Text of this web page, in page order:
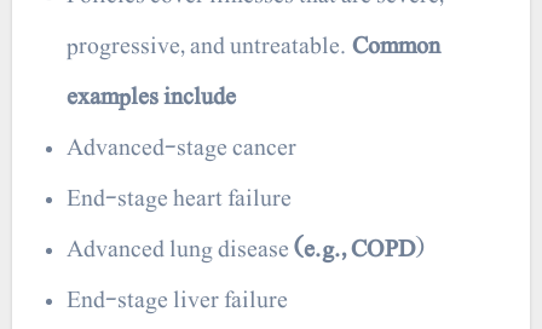
progressive, and untreatable.Common
examples include
Advanced-stage cancer
End-stage heart failure
Advanced lung disease(e.g., COPD)
End-stage liver failure